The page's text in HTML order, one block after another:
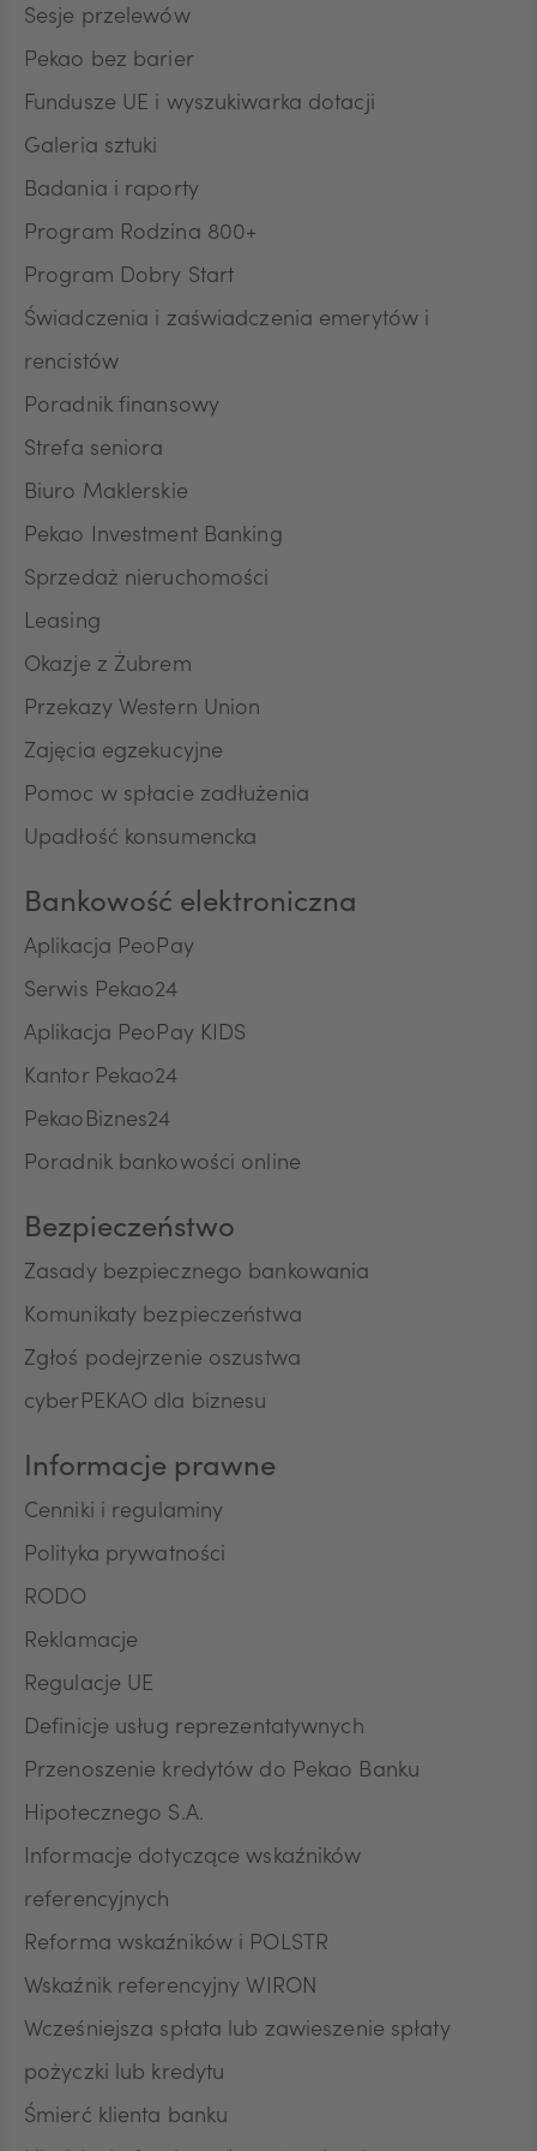
JPY
DKK
SEK
TRY
ZAR
Sesje przelewów
Pekao bez barier
Fundusze UE i wyszukiwarka dotacji
Galeria sztuki
Badania i raporty
Program Rodzina 800+
Program Dobry Start
Świadczenia i zaświadczenia emerytów i
rencistów
Poradnik finansowy
Strefa seniora
Biuro Maklerskie
Pekao Investment Banking
Sprzedaż nieruchomości
Leasing
Okazje z Żubrem
Przekazy Western Union
Zajęcia egzekucyjne
Pomoc w spłacie zadłużenia
Upadłość konsumencka
Bankowość elektroniczna
Aplikacja PeoPay
Serwis Pekao24
Aplikacja PeoPay KIDS
Kantor Pekao24
PekaoBiznes24
Poradnik bankowości online
Bezpieczeństwo
Zasady bezpiecznego bankowania
Komunikaty bezpieczeństwa
Zgłoś podejrzenie oszustwa
cyberPEKAO dla biznesu
Informacje prawne
Cenniki i regulaminy
Polityka prywatności
RODO
Reklamacje
Regulacje UE
Definicje usług reprezentatywnych
Przenoszenie kredytów do Pekao Banku
Hipotecznego S.A.
Informacje dotyczące wskaźników
referencyjnych
Reforma wskaźników i POLSTR
Wskaźnik referencyjny WIRON
Wcześniejsza spłata lub zawieszenie spłaty
pożyczki lub kredytu
Śmierć klienta banku